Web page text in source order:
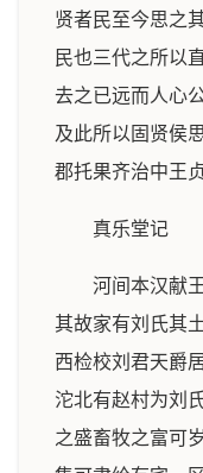
贤者民至今思之
民也三代之所以
去之已远而人心
及此所以固贤侯
郡托果齐治中王
真乐堂记
河间本汉献
其故家有刘氏其
西检校刘君天爵
沱北有赵村为刘
之盛畜牧之富可